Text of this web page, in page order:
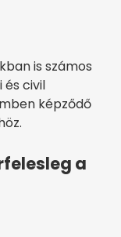
is számos
és civil
képződő
a